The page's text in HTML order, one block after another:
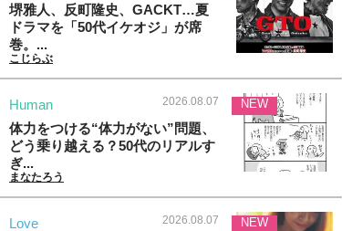
堺雅人、反町隆史、GACKT…夏
ドラマを「50代イケオジ」が席
巻。...
こじらぶ
Human 2026.08.07
体力をつける“体力がない”問題、
どう乗り越える？50代のリアルす
ぎ...
まなたろう
NEW
Love 2026.08.07 NEW